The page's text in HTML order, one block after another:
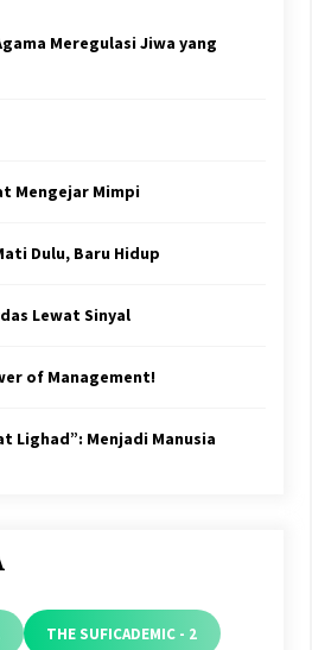
Meregulasi Jiwa yang
Mengejar Mimpi
Dulu, Baru Hidup
Lewat Sinyal
of Management!
Lighad”: Menjadi Manusia
THE SUFICADEMIC - 2